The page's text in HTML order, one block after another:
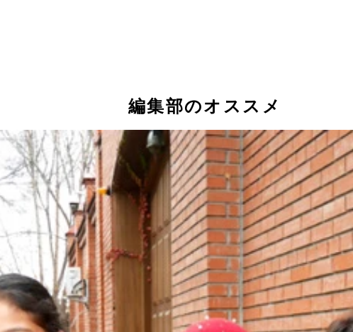
でトレッキング！
編集部のオススメ